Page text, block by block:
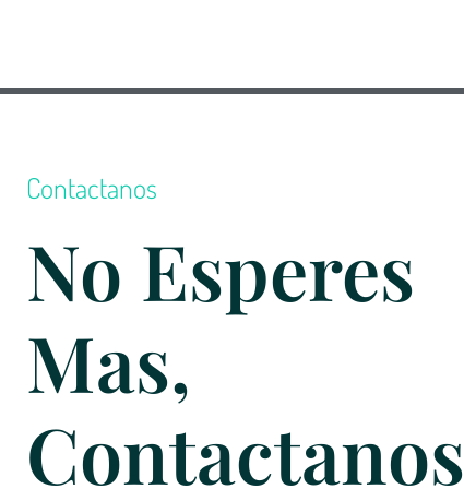
Contactanos
No Esperes
Mas,
Contactanos